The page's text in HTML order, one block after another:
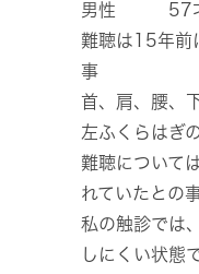
男性 57
難聴は15年前
事
首、肩、腰、
左ふくらはぎ
難聴について
れていたとの
私の触診では
しにくい状態